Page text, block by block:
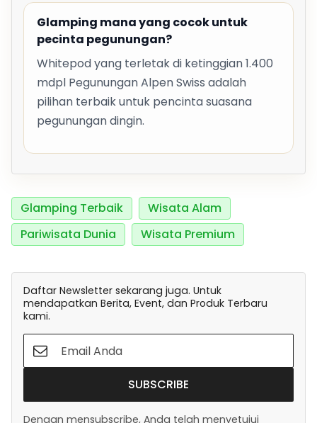
Glamping mana yang cocok untuk
pecinta pegunungan?
Whitepod yang terletak di ketinggian 1.400
mdpl Pegunungan Alpen Swiss adalah
pilihan terbaik untuk pencinta suasana
pegunungan dingin.
Glamping Terbaik
Wisata Alam
Pariwisata Dunia
Wisata Premium
Daftar Newsletter sekarang juga. Untuk
mendapatkan Berita, Event, dan Produk Terbaru
kami.
SUBSCRIBE
Dengan mensubscribe, Anda telah menyetujui